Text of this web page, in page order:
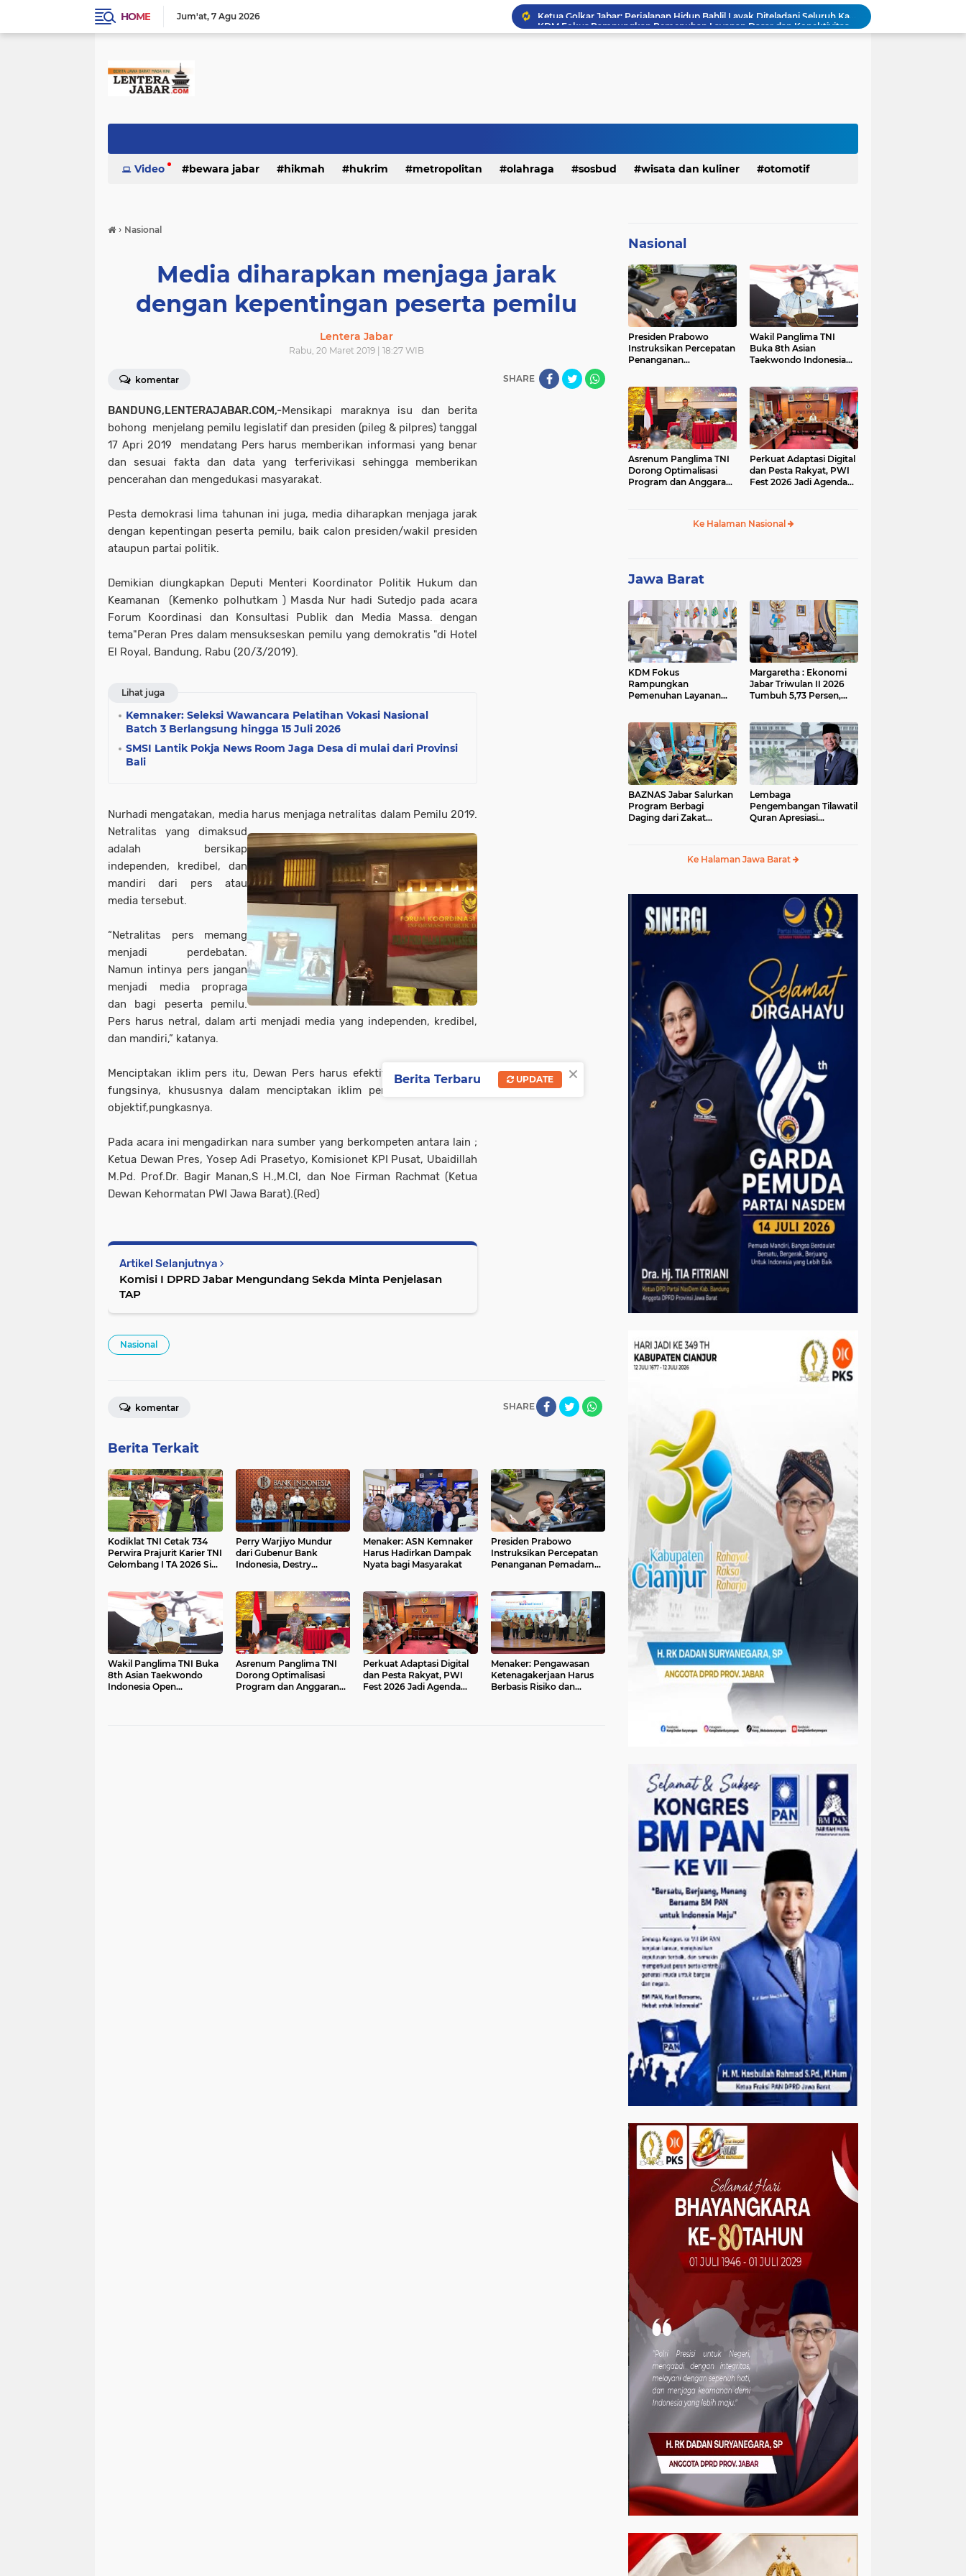
HOME Jum'at 7 Agu 2026
Menaker: ASN Kemnaker Harus Hadirkan Dampak Nyata bagi Masyarakat
Bangkitkan Merek Legendaris Semen Kujang, SIG Bidik Penguatan Dominasi Pasar Jawa Barat
Video bewara jabar hikmah hukrim metropolitan olahraga sosbud wisata dan kuliner otomotif
› Nasional
Media diharapkan menjaga jarak
dengan kepentingan peserta pemilu
Lentera Jabar
Rabu, 20 Maret 2019 | 18:27 WIB
komentar SHARE
BANDUNG,LENTERAJABAR.COM,-Mensikapi maraknya isu dan berita
bohong menjelang pemilu legislatif dan presiden (pileg & pilpres) tanggal
17 Apri 2019 mendatang Pers harus memberikan informasi yang benar
dan sesuai fakta dan data yang terferivikasi sehingga memberikan
pencerahan dan mengedukasi masyarakat.
Pesta demokrasi lima tahunan ini juga, media diharapkan menjaga jarak
dengan kepentingan peserta pemilu, baik calon presiden/wakil presiden
ataupun partai politik.
Demikian diungkapkan Deputi Menteri Koordinator Politik Hukum dan
Keamanan (Kemenko polhutkam ) Masda Nur hadi Sutedjo pada acara
Forum Koordinasi dan Konsultasi Publik dan Media Massa. dengan
tema"Peran Pres dalam mensukseskan pemilu yang demokratis "di Hotel
El Royal, Bandung, Rabu (20/3/2019).
Lihat juga
Kemnaker: Seleksi Wawancara Pelatihan Vokasi Nasional
Batch 3 Berlangsung hingga 15 Juli 2026
SMSI Lantik Pokja News Room Jaga Desa di mulai dari Provinsi
Bali
Nurhadi mengatakan, media harus menjaga netralitas dalam Pemilu 2019.
Netralitas yang dimaksud
adalah bersikap
independen, kredibel, dan
mandiri dari pers atau
media tersebut.
“Netralitas pers memang
menjadi perdebatan.
Namun intinya pers jangan
menjadi media propraga
dan bagi peserta pemilu.
Pers harus netral, dalam arti menjadi media yang independen, kredibel,
dan mandiri,” katanya.
Menciptakan iklim pers itu, Dewan Pers harus efektif dalam tugas dan
fungsinya, khususnya dalam menciptakan iklim pers yang jujur dan
objektif,pungkasnya.
Pada acara ini mengadirkan nara sumber yang berkompeten antara lain ;
Ketua Dewan Pres, Yosep Adi Prasetyo, Komisionet KPI Pusat, Ubaidillah
M.Pd. Prof.Dr. Bagir Manan,S H.,M.Cl, dan Noe Firman Rachmat (Ketua
Dewan Kehormatan PWI Jawa Barat).(Red)
Artikel Selanjutnya
Komisi I DPRD Jabar Mengundang Sekda Minta Penjelasan
TAP
Nasional
SHARE
komentar
Berita Terkait
Kodiklat TNI Cetak 734
Perwira Prajurit Karier TNI
Gelombang I TA 2026 Siap
Perry Warjiyo Mundur
dari Gubenur Bank
Indonesia, Destry
Menaker: ASN Kemnaker
Harus Hadirkan Dampak
Nyata bagi Masyarakat
Presiden Prabowo
Instruksikan Percepatan
Penanganan Pemadaman
Wakil Panglima TNI Buka
8th Asian Taekwondo
Indonesia Open
Asrenum Panglima TNI
Dorong Optimalisasi
Program dan Anggaran
Perkuat Adaptasi Digital
dan Pesta Rakyat, PWI
Fest 2026 Jadi Agenda
Menaker: Pengawasan
Ketenagakerjaan Harus
Berbasis Risiko dan
Nasional
Presiden Prabowo
Instruksikan Percepatan
Penanganan
BBM
Wakil Panglima TNI
Buka 8th Asian
Taekwondo Indonesia
Asrenum Panglima TNI
Dorong Optimalisasi
Program dan Anggaran
Perkuat Adaptasi Digital
dan Pesta Rakyat, PWI
Fest 2026 Jadi Agenda
Ke Halaman Nasional
Jawa Barat
KDM Fokus
Rampungkan
Pemenuhan Layanan
Margaretha : Ekonomi
Jabar Triwulan II 2026
Tumbuh 5,73 Persen,
BAZNAS Jabar Salurkan
Program Berbagi
Daging dari Zakat
Lembaga
Pengembangan Tilawatil
Quran Apresiasi
Ke Halaman Jawa Barat
×
Berita Terbaru UPDATE